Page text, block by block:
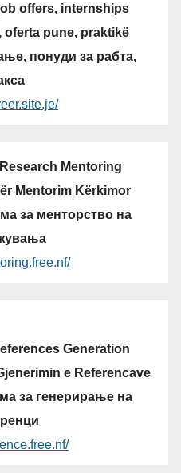
offers, internships
oferta pune, praktikë
понуди за рабта,
Mentoring
Mentorim Kërkimor
за менторство на
Generation
e Referencave
за генерирање на